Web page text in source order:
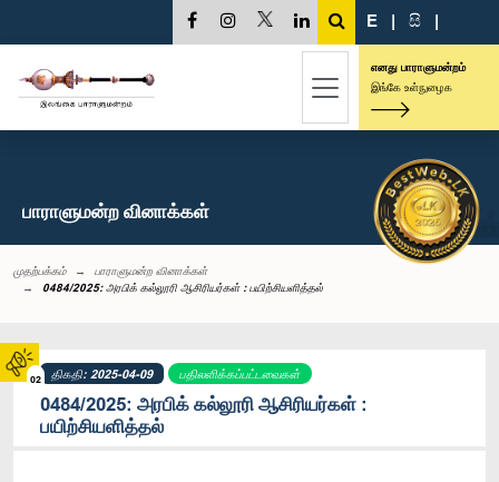
02
E | සි |
எனது பாராளுமன்றம்
இங்கே உள்நுழைக
பாராளுமன்ற வினாக்கள்
முதற்பக்கம்
பாராளுமன்ற வினாக்கள்
0484/2025: அரபிக் கல்லூரி ஆசிரியர்கள் : பயிற்சியளித்தல்
திகதி: 2025-04-09 பதிலளிக்கப்பட்டவைகள்
0484/2025: அரபிக் கல்லூரி ஆசிரியர்கள் :
பயிற்சியளித்தல்